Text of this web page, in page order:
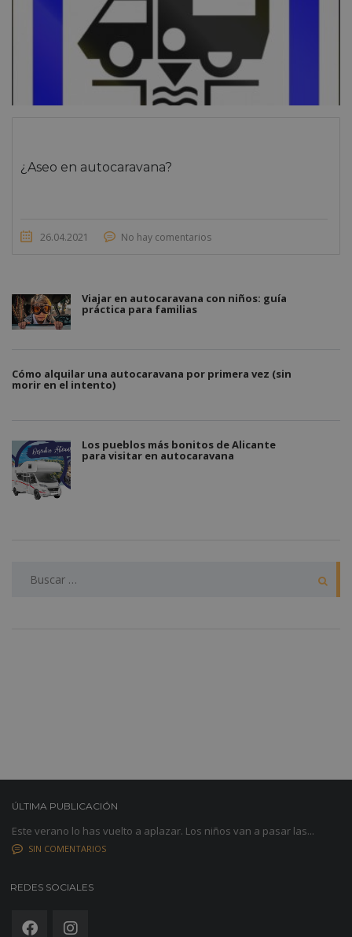
¿Aseo en autocaravana?
26.04.2021 No hay comentarios
Viajar en autocaravana con niños: guía
práctica para familias
Cómo alquilar una autocaravana por primera vez (sin
morir en el intento)
Los pueblos más bonitos de Alicante
para visitar en autocaravana
BUSCAR:
ÚLTIMA PUBLICACIÓN
Este verano lo has vuelto a aplazar. Los niños van a pasar las...
SIN COMENTARIOS
REDES SOCIALES